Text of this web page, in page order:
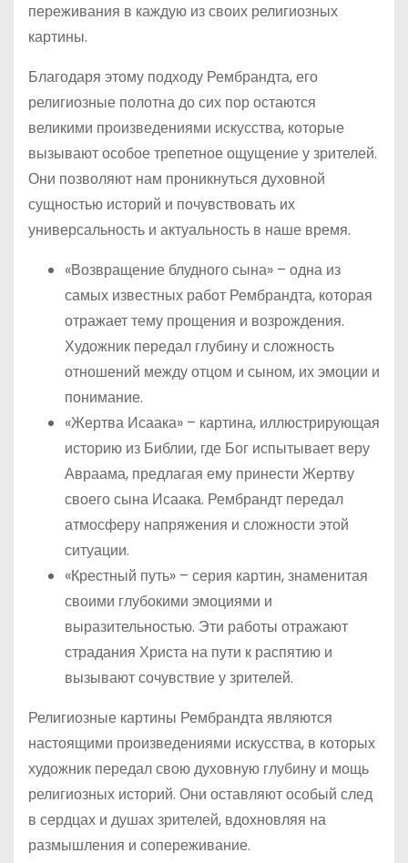
переживания в каждую из своих религиозных
картины.
Благодаря этому подходу Рембрандта, его
религиозные полотна до сих пор остаются
великими произведениями искусства, которые
вызывают особое трепетное ощущение у зрителей.
Они позволяют нам проникнуться духовной
сущностью историй и почувствовать их
универсальность и актуальность в наше время.
«Возвращение блудного сына» – одна из
самых известных работ Рембрандта, которая
отражает тему прощения и возрождения.
Художник передал глубину и сложность
отношений между отцом и сыном, их эмоции и
понимание.
«Жертва Исаака» – картина, иллюстрирующая
историю из Библии, где Бог испытывает веру
Авраама, предлагая ему принести Жертву
своего сына Исаака. Рембрандт передал
атмосферу напряжения и сложности этой
ситуации.
«Крестный путь» – серия картин, знаменитая
своими глубокими эмоциями и
выразительностью. Эти работы отражают
страдания Христа на пути к распятию и
вызывают сочувствие у зрителей.
Религиозные картины Рембрандта являются
настоящими произведениями искусства, в которых
художник передал свою духовную глубину и мощь
религиозных историй. Они оставляют особый след
в сердцах и душах зрителей, вдохновляя на
размышления и сопереживание.